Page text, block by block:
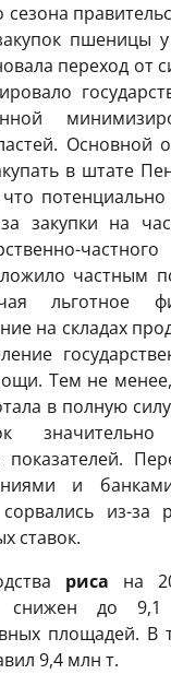
сезона
пшеницы
переход от
в штате
потенциально
за закупки на
частным
льготное
на складах
Тем не
в полную
показателей.
и
из-за
ставок.
риса на
снижен до
площадей. В
9,4 млн т.